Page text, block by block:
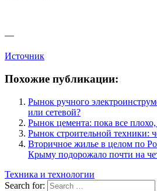
—
Источник
Похожие публикации:
Рынок ручного
или сетевой?
Рынок цемента: пока все плохо,
Рынок строительной техники:
Вторичное жилье в целом по
Крыму подорожало почти на
Техника и технологии
Search for: